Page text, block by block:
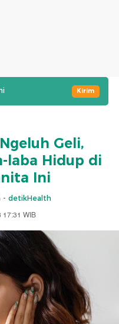
Kirim
Geli,
laba Hidup di
Ini
- detikHealth
17:31 WIB